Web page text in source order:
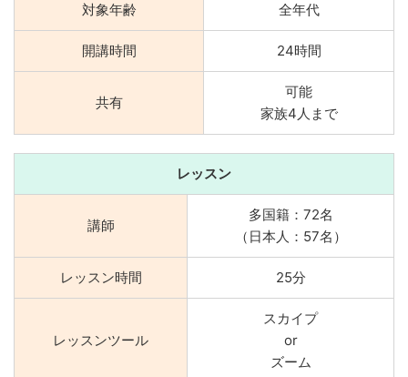
対象年齢 全年代
開講時間 24時間
共有
可能
家族4人まで
レッスン
講師
多国籍：72名
（日本人：57名）
レッスン時間 25分
レッスンツール
スカイプ
or
ズーム